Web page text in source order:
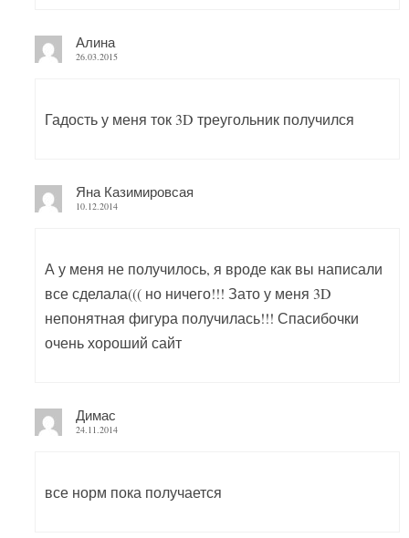
Алина
26.03.2015
Гадость у меня ток 3D треугольник получился
Яна Казимировсая
10.12.2014
А у меня не получилось, я вроде как вы написали
все сделала((( но ничего!!! Зато у меня 3D
непонятная фигура получилась!!! Спасибочки
очень хороший сайт
Димас
24.11.2014
все норм пока получается